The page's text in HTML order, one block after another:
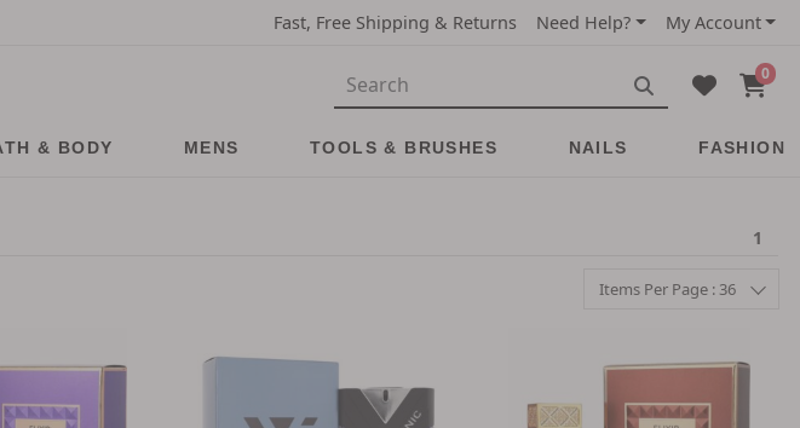
Fast, Free Shipping & Returns Need Help? My Account
0
& BODY MENS TOOLS & BRUSHES NAILS FASHION
1
Items Per Page : 36